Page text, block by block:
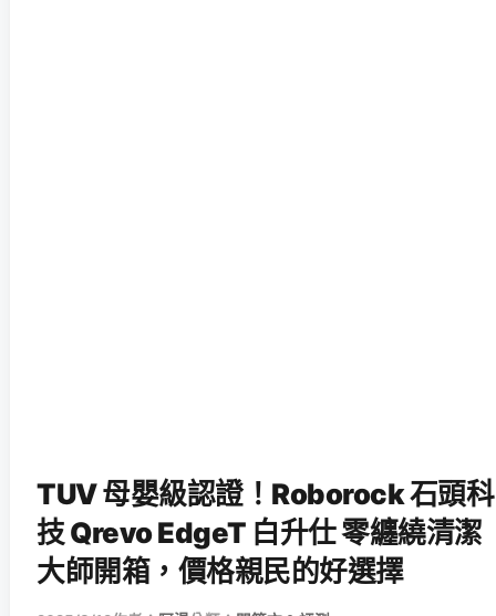
TUV 母嬰級認證！Roborock 石頭科
技 Qrevo EdgeT 白升仕 零纏繞清潔
大師開箱，價格親民的好選擇